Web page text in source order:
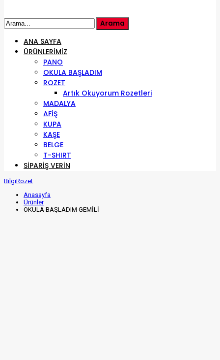
ANA SAYFA
ÜRÜNLERIMIZ
PANO
OKULA BAŞLADIM
ROZET
Artık Okuyorum Rozetleri
MADALYA
AFİŞ
KUPA
KAŞE
BELGE
T-SHIRT
SIPARIŞ VERIN
BilgiRozet
Anasayfa
Ürünler
OKULA BAŞLADIM GEMİLİ